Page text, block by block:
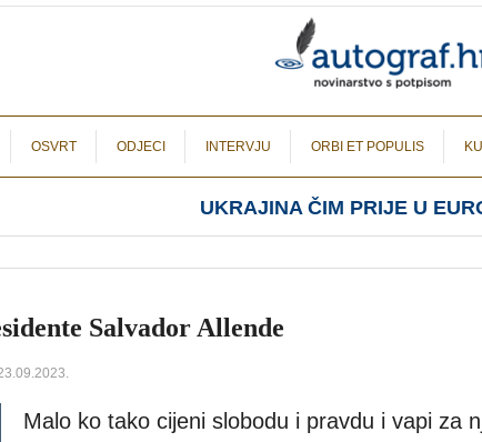
OSVRT ODJECI INTERVJU ORBI ET POPULIS
UKRAJINA ČIM PRIJE U
Salvador Allende
Malo ko tako cijeni slobodu i pravdu i vapi za